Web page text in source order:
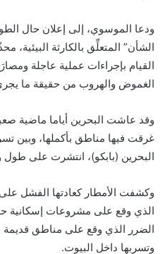
ودعا الموسوي، إلى إعلان حال
الشأن” المتعلِّق بالكارثة
القيام بإجراءات عملية عاجلة
الغموض والهروب من حقيقة ما
وقد عاشت البحرين أياما ماضية
غرقت فيها مناطق بأكملها، وبين
البحرين (بابكو)، انتشرت على طول
وكشفت الأمطار كعادتها الفشل
الذي وقع على مشروعات إسكانية
الضرر الذي وقع على مناطق قديمة
وتسربها داخل البيوت.